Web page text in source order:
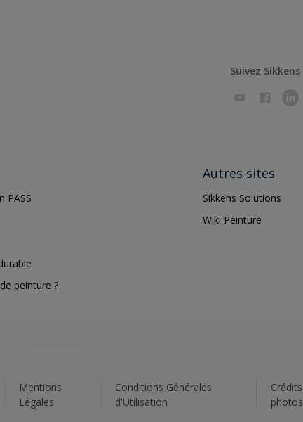
Suivez Sikkens
PASS
peinture ?
Autres sites
Sikkens Solutions
Wiki Peinture
Mentions
Légales
Conditions Générales
d'Utilisation
Crédits
photos